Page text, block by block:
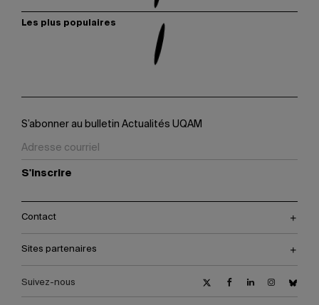
Les plus populaires
S’abonner au bulletin Actualités UQAM
S'inscrire
Contact
Sites partenaires
Suivez-nous